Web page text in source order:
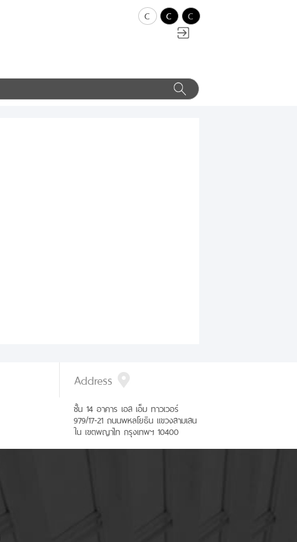
c c c
Address
ชั้น 14 อาคาร เอส เอ็ม ทาวเวอร์
979/17-21 ถนนพหลโยธิน แขวงสามเสน
ใน เขตพญาไท กรุงเทพฯ 10400